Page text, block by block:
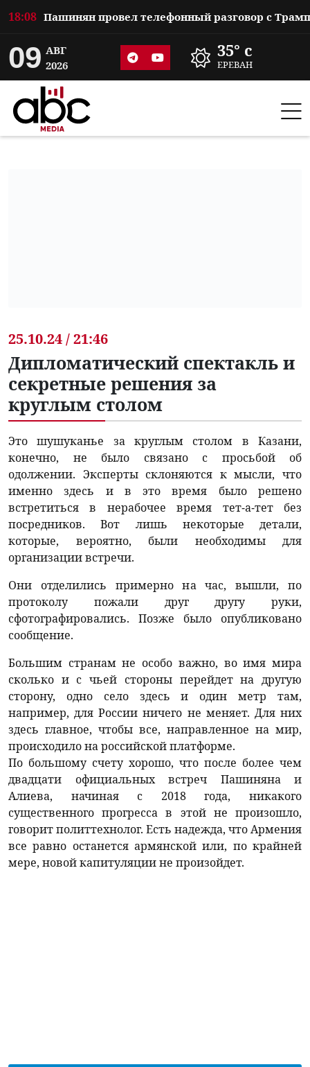
18:08
09 АВГ
2026
35° c
ЕРЕВАН
25.10.24 / 21:46
Дипломатический спектакль и
секретные решения за
круглым столом
Это шушуканье за круглым столом в Казани,
конечно, не было связано с просьбой об
одолжении. Эксперты склоняются к мысли, что
именно здесь и в это время было решено
встретиться в нерабочее время тет-а-тет без
посредников. Вот лишь некоторые детали,
которые, вероятно, были необходимы для
организации встречи.
Они отделились примерно на час, вышли, по
протоколу пожали друг другу руки,
сфотографировались. Позже было опубликовано
сообщение.
Большим странам не особо важно, во имя мира
сколько и с чьей стороны перейдет на другую
сторону, одно село здесь и один метр там,
например, для России ничего не меняет. Для них
здесь главное, чтобы все, направленное на мир,
происходило на российской платформе.
По большому счету хорошо, что после более чем
двадцати официальных встреч Пашиняна и
Алиева, начиная с 2018 года, никакого
существенного прогресса в этой не произошло,
говорит политтехнолог. Есть надежда, что Армения
все равно останется армянской или, по крайней
мере, новой капитуляции не произойдет.